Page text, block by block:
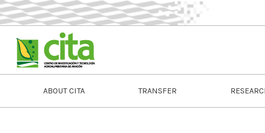
ABOUT CITA TRANSFER